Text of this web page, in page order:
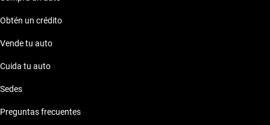
Obtén un crédito
Vende tu auto
Cuida tu auto
Sedes
Preguntas frecuentes